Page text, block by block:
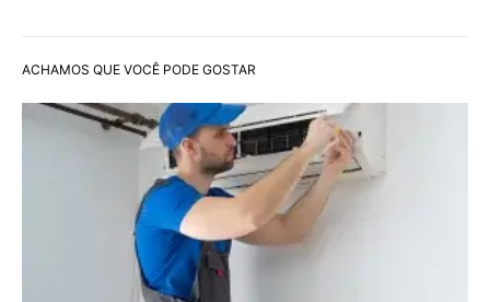
ACHAMOS QUE VOCÊ PODE GOSTAR